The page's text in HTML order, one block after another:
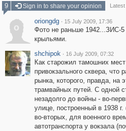
9
Sign in to share your opinion
o
oriongdg · 15 July 2009, 17:36
Фото не раньше 1942...ЗИС-5
крыльями.
shchipok · 16 July 2009, 07:32
Как старожил тамошних
привокзального сквера, что
рынка, которого, правда, на
трамвайных путей. С одной
незадолго до войны - во-
улице, построенный в 1938 г.
во-вторых, для военного
автотранспорта у вокзала